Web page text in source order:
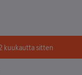
kuukautta sitten